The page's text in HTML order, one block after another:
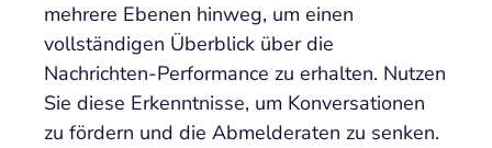
mehrere Ebenen hinweg, um einen
vollständigen Überblick über die
Nachrichten-Performance zu erhalten. Nutzen
Sie diese Erkenntnisse, um Konversationen
zu fördern und die Abmelderaten zu senken.